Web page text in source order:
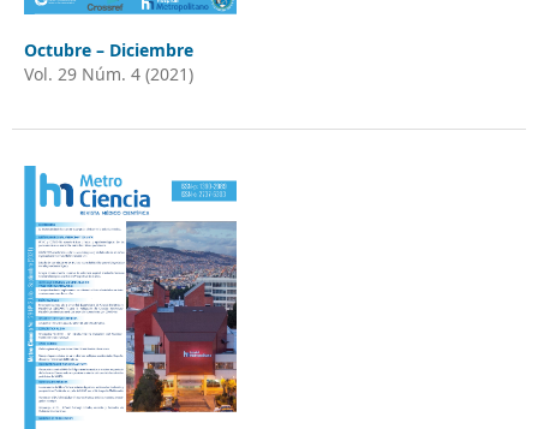
Octubre – Diciembre
Vol. 29 Núm. 4 (2021)